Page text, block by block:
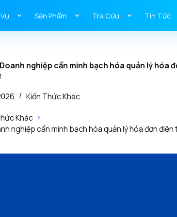
Sản Phẩm Tra Cứu Tin Tức
nghiệp cần minh bạch hóa quản lý hóa
Kiến Thức Khác
Khác
nghiệp cần minh bạch hóa quản lý hóa đơn điện